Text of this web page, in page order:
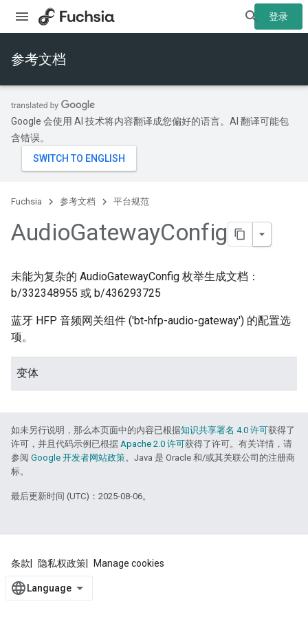
登录
参考文档
Google 会使用 AI 技术将内容翻译成您偏好的语言。AI 翻译可能包
含错误。
Fuchsia 参考文档 平台规范
AudioGatewayConfig
未能为复杂的 AudioGatewayConfig 枚举生成文档：
b/332348955 或 b/436293725
蓝牙 HFP 音频网关组件 ('bt-hfp-audio-gateway') 的配置选
项。
变体
如未另行说明，那么本页面中的内容已根据知识共享署名 4.0 许可获得了
许可，并且代码示例已根据 Apache 2.0 许可获得了许可。有关详情，请
参阅 Google 开发者网站政策。Java 是 Oracle 和/或其关联公司的注册商
标。
最后更新时间 (UTC)：2025-08-06。
条款 隐私权政策 Manage cookies